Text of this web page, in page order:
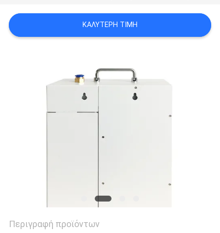
ONLINE
PRIVACY
ΚΑΛΎΤΕΡΗ ΤΙΜΉ
Περιγραφή προϊόντων